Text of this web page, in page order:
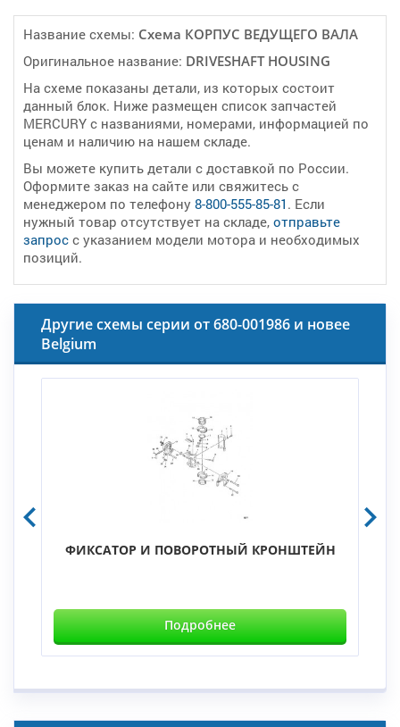
Название схемы: Cхема КОРПУС ВЕДУЩЕГО ВАЛА
Оригинальное название: DRIVESHAFT HOUSING
На схеме показаны детали, из которых состоит
данный блок. Ниже размещен список запчастей
MERCURY с названиями, номерами, информацией по
ценам и наличию на нашем складе.
Вы можете купить детали с доставкой по России.
Оформите заказ на сайте или свяжитесь с
менеджером по телефону 8-800-555-85-81 . Если
нужный товар отсутствует на складе, отправьте
запрос с указанием модели мотора и необходимых
позиций.
Другие схемы серии от 680-001986 и новее
Belgium
ФИКСАТОР И ПОВОРОТНЫЙ КРОНШТЕЙН
Подробнее